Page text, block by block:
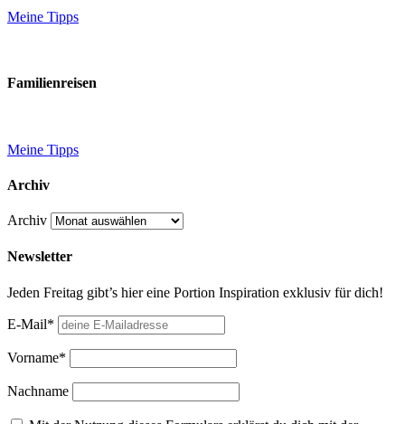
Meine Tipps
Familienreisen
Meine Tipps
Archiv
Archiv
Newsletter
Jeden Freitag gibt’s hier eine Portion Inspiration exklusiv für dich!
E-Mail*
Vorname*
Nachname